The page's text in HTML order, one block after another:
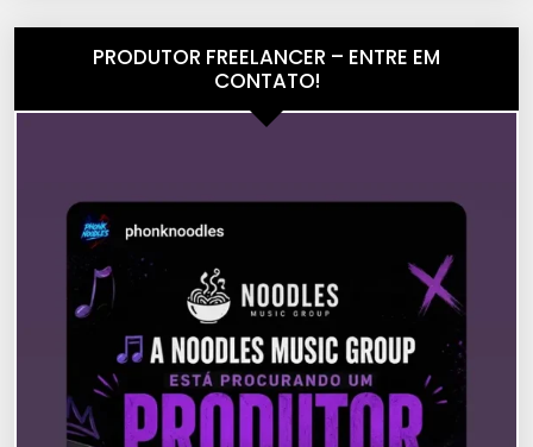
PRODUTOR FREELANCER – ENTRE EM
CONTATO!